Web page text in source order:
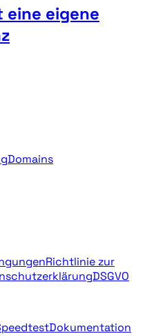
eine eigene
Domains
Richtlinie zur
DSGVO
Dokumentation